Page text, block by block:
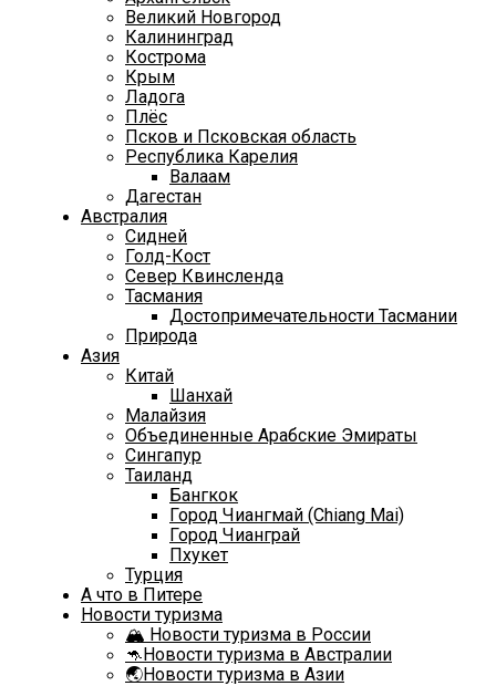
Великий Новгород
Калининград
Кострома
Крым
Ладога
Плёс
Псков и Псковская область
Республика Карелия
Валаам
Дагестан
Австралия
Сидней
Голд-Кост
Север Квинсленда
Тасмания
Достопримечательности Тасмании
Природа
Азия
Китай
Шанхай
Малайзия
Объединенные Арабские Эмираты
Сингапур
Таиланд
Бангкок
Город Чиангмай (Chiang Mai)
Город Чианграй
Пхукет
Турция
А что в Питере
Новости туризма
🏔️ Новости туризма в России
🦘Новости туризма в Австралии
🌏Новости туризма в Азии